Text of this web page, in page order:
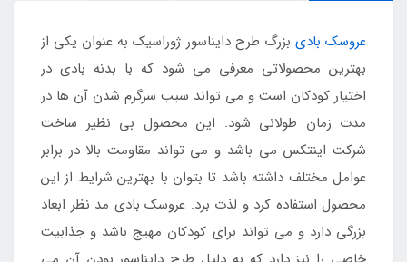
عروسک بادی بزرگ طرح دایناسور ژوراسیک به عنوان یکی از
بهترین محصولاتی معرفی می شود که با بدنه بادی در
اختیار کودکان است و می تواند سبب سرگرم شدن آن ها در
مدت زمان طولانی شود. این محصول بی نظیر ساخت
شرکت اینتکس می باشد و می تواند مقاومت بالا در برابر
عوامل مختلف داشته باشد تا بتوان با بهترین شرایط از این
محصول استفاده کرد و لذت برد. عروسک بادی مد نظر ابعاد
بزرگی دارد و می تواند برای کودکان مهیج باشد و جذابیت